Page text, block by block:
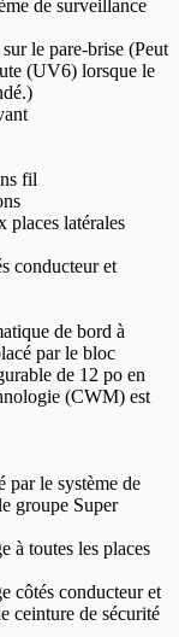
de surveillance
le pare-brise (Peut
(UV6) lorsque le
fil
places latérales
conducteur et
de bord à
par le bloc
de 12 po en
(CWM) est
par le système de
groupe Super
à toutes les places
côtés conducteur et
ceinture de sécurité